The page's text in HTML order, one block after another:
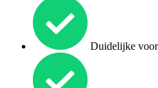
Duidelijke